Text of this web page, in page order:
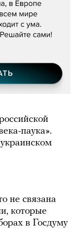
паука».
не связана
которые
в Госдуму